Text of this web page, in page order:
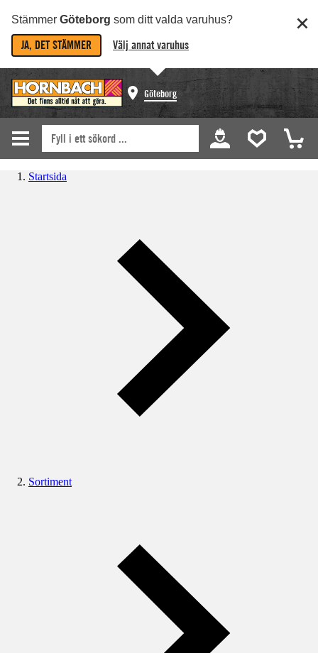
Stämmer Göteborg som ditt valda varuhus?
JA, DET STÄMMER Välj annat varuhus
Göteborg
Startsida
Sortiment